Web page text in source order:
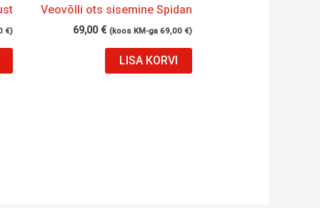
€)
Veovõlli ots sisemine Spidan
69,00€ (koos KM-ga69,00€)
LISA KORVI